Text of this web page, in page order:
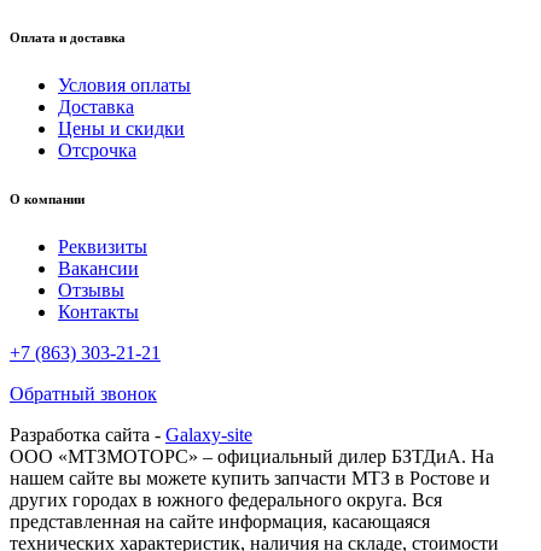
Оплата и доставка
Условия оплаты
Доставка
Цены и скидки
Отсрочка
О компании
Реквизиты
Вакансии
Отзывы
Контакты
+7 (863) 303-21-21
Обратный звонок
Разработка сайта - Galaxy-site
ООО «МТЗМОТОРС» – официальный дилер БЗТДиА. На
нашем сайте вы можете купить запчасти МТЗ в Ростове и
других городах в южного федерального округа. Вся
представленная на сайте информация, касающаяся
технических характеристик, наличия на складе, стоимости